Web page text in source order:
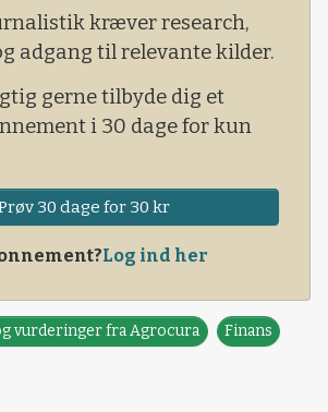
kræver research,
adgang til relevante kilder.
gerne tilbyde dig et
i 30 dage for kun
30 dage for 30 kr
Log ind her
vurderinger fra Agrocura Finans